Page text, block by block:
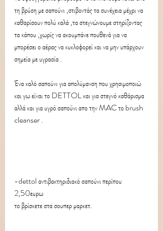
τη βρύση με σαπούνι ,στιβοντάς τα συνέχεια μέχρι να
καθαρίσουν πολύ καλά ,τα στεγνώνουμε στηρίζοντας
τα κάπου ,χωρίς να ακουμπάνε πουθενά για να
μπορέσει ο αέρας να κυκλοφορεί και να μην υπάρχουν
σημεία με υγρασία .
Ένα καλό σαπούνι για απολύμανση που χρησιμοποιώ
και γω είναι το DETTOL και για στεγνό καθάρισμα
αλλά και για υγρό σαπούνι απο την MAC το brush
cleanser .
-dettol αντιβακτηριδιακό σαπούνι περίπου
2,50ευρω
το βρίσκετε στα σουπερ μαρκετ.